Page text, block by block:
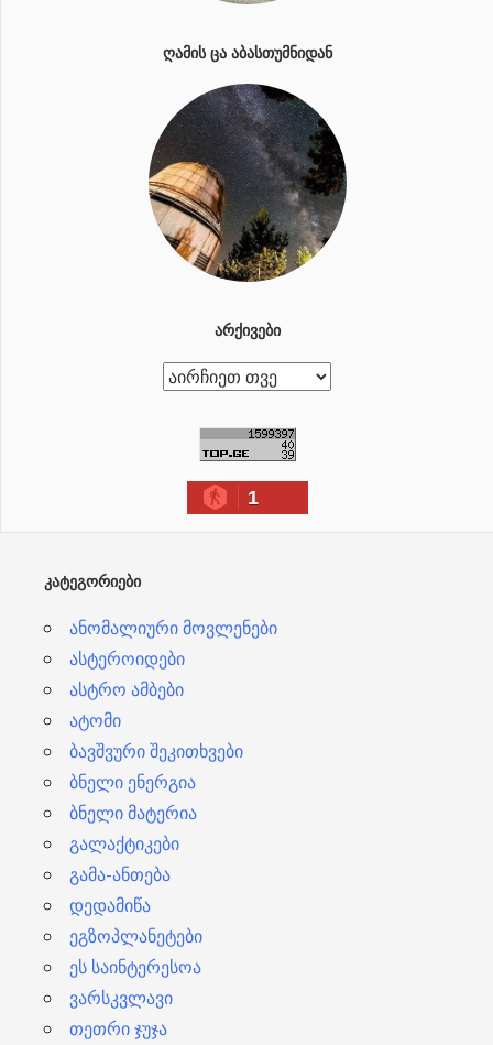
ᲦᲐᲛᲘᲡ ᲪᲐ ᲐᲑᲐᲡᲗᲣᲛᲜᲘᲓᲐᲜ
ᲐᲠᲥᲘᲕᲔᲑᲘ
ა
1
ᲙᲐᲢᲔᲒᲝᲠᲘᲔᲑᲘ
ანომალიური მოვლენები
ასტეროიდები
ასტრო ამბები
ატომი
ბავშვური შეკითხვები
ბნელი ენერგია
ბნელი მატერია
გალაქტიკები
გამა-ანთება
დედამიწა
ეგზოპლანეტები
ეს საინტერესოა
ვარსკვლავი
თეთრი ჯუჯა